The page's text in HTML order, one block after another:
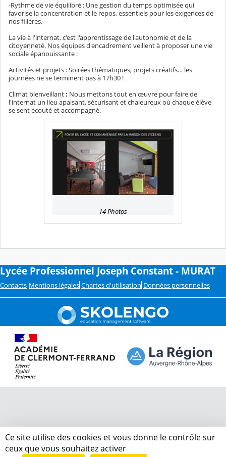
-Rythme de vie équilibré : Une gestion du temps optimisée qui
favorise la concentration et le repos, essentiels pour les exigences de
nos filières.
La vie à l'internat, c'est l'apprentissage de l'autonomie et de la
citoyenneté. Nos équipes d'encadrement veillent à proposer une vie
sociale épanouissante :
Activités et projets : Soirées thématiques, projets créatifs… les
journées ne se terminent pas à 17h30 !
Climat bienveillant: Nous mettons tout en œuvre pour faire de
l'internat un lieu apaisant, sécurisant et chaleureux où chaque élève
se sent écouté et accompagné.
14 Photos
Lycée Professionnel Joseph Constant - MURAT
Contacts Mentions légales Chartes d'utilisation Données personnelles
Ce site utilise des cookies et vous donne le contrôle sur
ceux que vous souhaitez activer